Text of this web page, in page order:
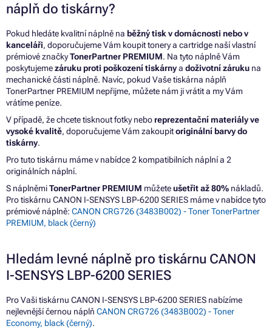
náplň do tiskárny?
Pokud hledáte kvalitní náplně na běžný tisk v domácnosti nebo v
kanceláři, doporučujeme Vám koupit tonery a cartridge naší vlastní
prémiové značkyTonerPartner PREMIUM. Na tyto náplně Vám
poskytujemezáruku proti poškození tiskárnya doživotní záruku na
mechanické části náplně. Navíc, pokud Vaše tiskárna náplň
TonerPartner PREMIUM nepřijme, můžete nám ji vrátit a my Vám
vrátíme peníze.
V případě, že chcete tisknout fotky neboreprezentační materiály ve
vysoké kvalitě, doporučujeme Vám zakoupitoriginální barvy do
tiskárny.
Pro tuto tiskárnu máme v nabídce 2 kompatibilních náplní a 2
originálních náplní.
S náplněmiTonerPartner PREMIUM můžeteušetřit až 80% nákladů.
Pro tiskárnu CANON I-SENSYS LBP-6200 SERIES máme v nabídce tyto
prémiové náplně: CANON CRG726 (3483B002) - Toner TonerPartner
PREMIUM, black (černý)
Hledám levné náplně pro tiskárnu CANON
I-SENSYS LBP-6200 SERIES
Pro Vaši tiskárnu CANON I-SENSYS LBP-6200 SERIES nabízíme
nejlevnější černou náplň CANON CRG726 (3483B002) - Toner
Economy, black (černý).